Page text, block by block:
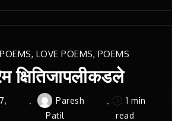
, LOVE POEMS, POEMS
क्षितिजापलीकडले
Paresh
Patil
1 min
read